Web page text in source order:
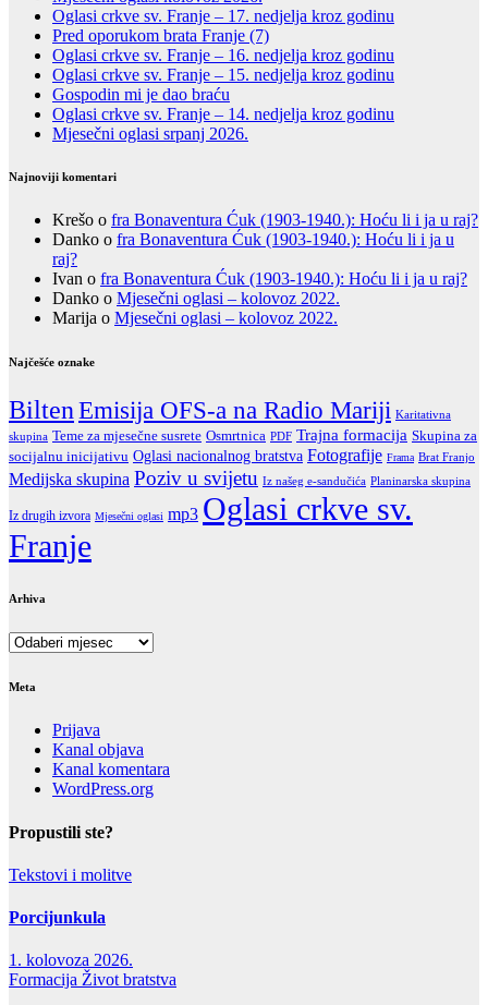
Oglasi crkve sv. Franje – 17. nedjelja kroz godinu
Pred oporukom brata Franje (7)
Oglasi crkve sv. Franje – 16. nedjelja kroz godinu
Oglasi crkve sv. Franje – 15. nedjelja kroz godinu
Gospodin mi je dao braću
Oglasi crkve sv. Franje – 14. nedjelja kroz godinu
Mjesečni oglasi srpanj 2026.
Najnoviji komentari
Krešo o fra Bonaventura Ćuk (1903-1940.): Hoću li i ja u raj?
Danko o fra Bonaventura Ćuk (1903-1940.): Hoću li i ja u
raj?
Ivan o fra Bonaventura Ćuk (1903-1940.): Hoću li i ja u raj?
Danko o Mjesečni oglasi – kolovoz 2022.
Marija o Mjesečni oglasi – kolovoz 2022.
Najčešće oznake
BiltenEmisija OFS-a na Radio Mariji Karitativna
skupina Teme za mjesečne susrete Osmrtnica PDF Trajna formacija Skupina za
socijalnu inicijativu Oglasi nacionalnog bratstva Fotografije Frama Brat Franjo
Medijska skupina Poziv u svijetu Iz našeg e-sandučića Planinarska skupina
Iz drugih izvora Mjesečni oglasi mp3 Oglasi crkve sv.
Franje
Arhiva
Arhiva
Meta
Prijava
Kanal objava
Kanal komentara
WordPress.org
Propustili ste?
Tekstovi i molitve
Porcijunkula
1. kolovoza 2026.
Formacija Život bratstva